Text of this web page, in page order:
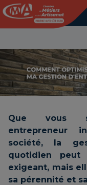
Que vous
entrepreneur
société, la
quotidien
exigeant, mais
sa pérennité et
Panneau de gestion